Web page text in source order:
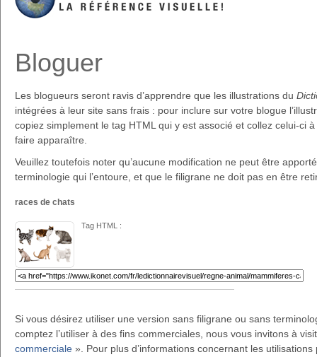
Bloguer
Les blogueurs seront ravis d’apprendre que les illustrations du
intégrées à leur site sans frais : pour inclure sur votre blogue
copiez simplement le tag HTML qui y est associé et collez celui-ci
faire apparaître.
Veuillez toutefois noter qu’aucune modification ne peut être
terminologie qui l’entoure, et que le filigrane ne doit pas en être
races de chats
Tag HTML :
Si vous désirez utiliser une version sans filigrane ou sans
comptez l’utiliser à des fins commerciales, nous vous invitons à
commerciale ». Pour plus d’informations concernant les